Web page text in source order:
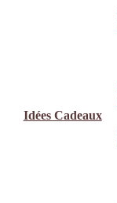
Idées Cadeaux